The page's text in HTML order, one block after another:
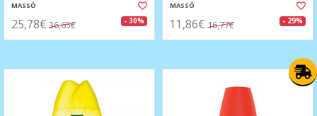
MASSÓ
25,78€ 36,65€ - 30%
MASSÓ
11,86€ 16,77€ - 29%